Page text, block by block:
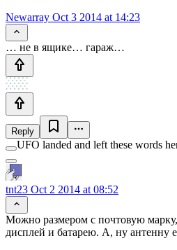
Newarray Oct 3 2014 at 14:23
… не в ящике… гараж…
Reply
UFO landed and left these words
tnt23 Oct 2 2014 at 08:52
Можно размером с почтовую
дисплей и батарею. А, ну антенну